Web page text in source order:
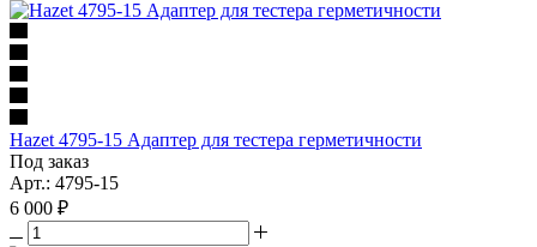
Hazet 4795-15 Адаптер для тестера герметичности
Под заказ
Арт.: 4795-15
6 000 ₽